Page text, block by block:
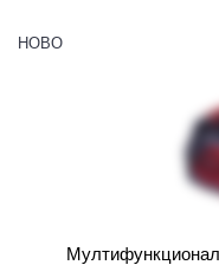
НОВО